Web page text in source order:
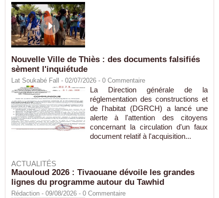
Nouvelle Ville de Thiès : des documents falsifiés
sèment l'inquiétude
Lat Soukabé Fall - 02/07/2026 - 0 Commentaire
La Direction générale de la
réglementation des constructions et
de l'habitat (DGRCH) a lancé une
alerte à l'attention des citoyens
concernant la circulation d'un faux
document relatif à l'acquisition...
ACTUALITÉS
Maouloud 2026 : Tivaouane dévoile les grandes
lignes du programme autour du Tawhid
Rédaction - 09/08/2026 - 0 Commentaire